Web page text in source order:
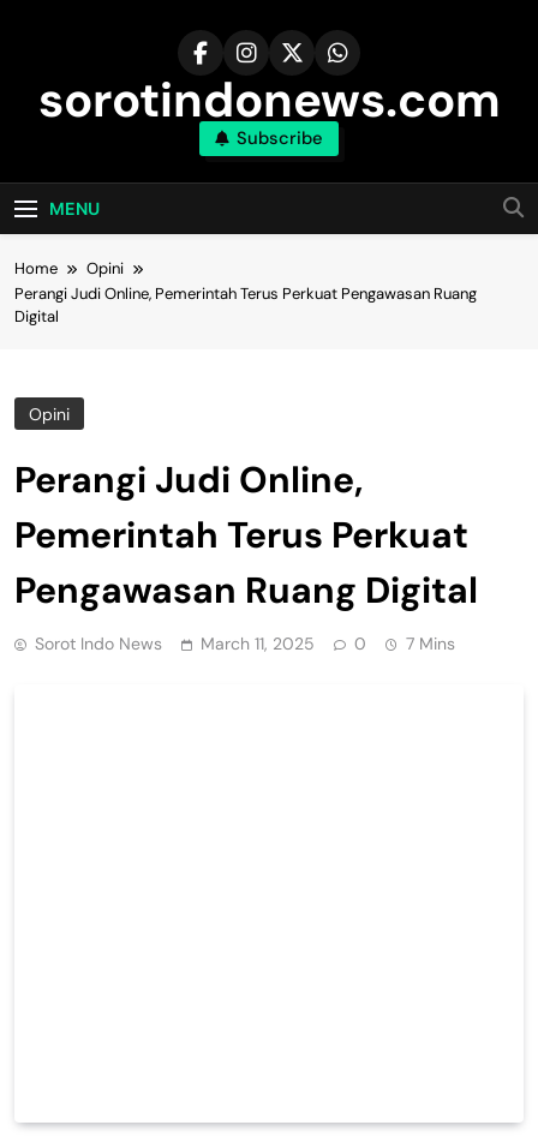
sorotindonews.com
Subscribe
MENU
Home
Opini
Perangi Judi Online, Pemerintah Terus Perkuat Pengawasan Ruang
Digital
Opini
Perangi Judi Online,
Pemerintah Terus Perkuat
Pengawasan Ruang Digital
Sorot Indo News March 11, 2025 0 7 Mins